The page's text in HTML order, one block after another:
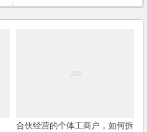
合伙经营的个体工商户，如何拆